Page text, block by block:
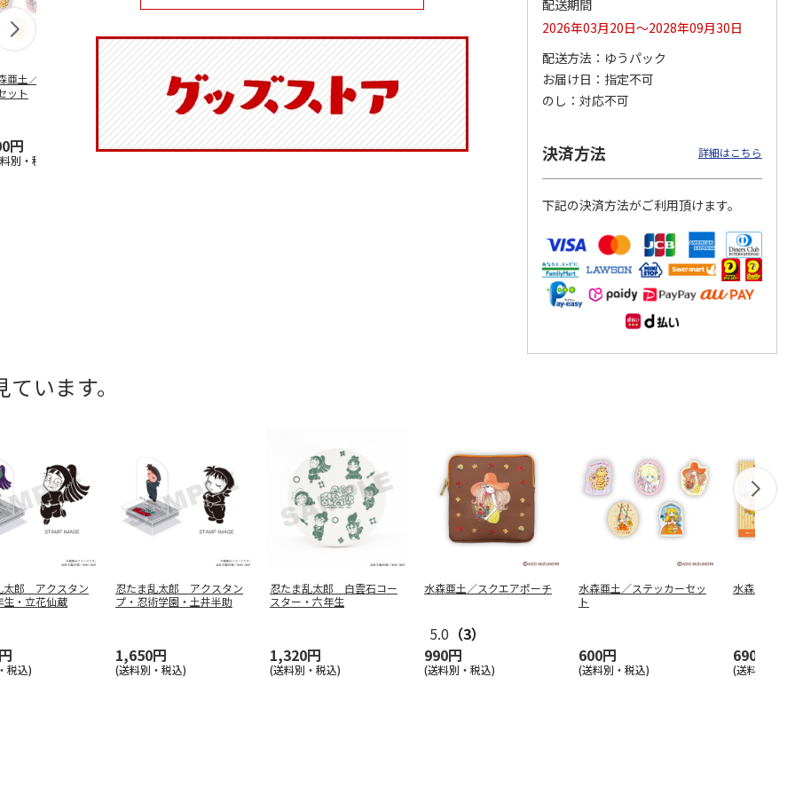
亜土／ステッカ
ット
円
別・税込)
リラックマ／マルチ
5.0
1,100円
ポムポムプリン30th
おもちもちもちマス
コット
2,200円
アニメ『ジョジョの
奇妙な冒険 黄金の
風』チョコラータと
セッ …
5.0（7）
1,969円
605,000円
ポムポムプリン30th
おもちもちもちクッ
ション
4,950円
(送料別・税込)
750円
(送料別・税込)
配送期間
2026年03月20日～2028年09月30日
配送方法
ゆうパック
お届け日
指定不可
のし
対応不可
決済方法 詳細はこちら
下記の決済方法がご利用頂けます。
います。
太郎 アクスタン
生・立花仙蔵
税込)
忍たま乱太郎 アクスタン
プ・忍術学園・土井半助
1,650円
(送料別・税込)
忍たま乱太郎 白雲石コー
スター・六年生
1,320円
(送料別・税込)
水森亜土／スクエアポーチ
5.0 （3）
990円
(送料別・税込)
水森亜土／ステッカーセッ
ト
600円
(送料別・税込)
水森亜土／
690円
(送料別・税